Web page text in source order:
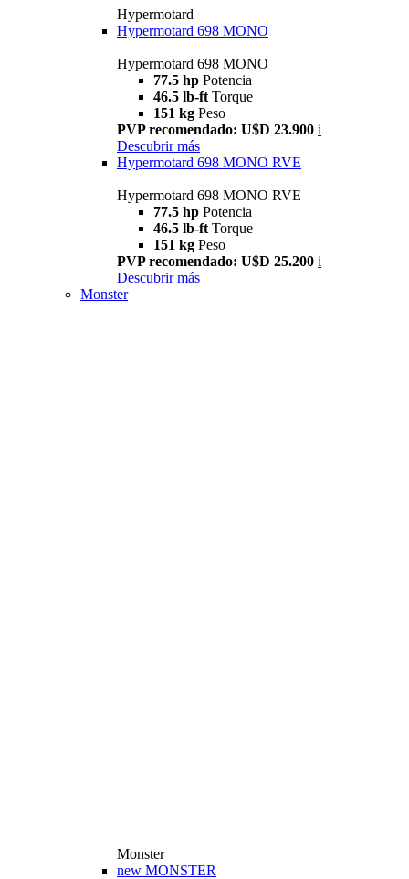
Hypermotard
Hypermotard 698 MONO
Hypermotard 698 MONO
77.5 hp Potencia
46.5 lb-ft Torque
151 kg Peso
PVP recomendado: U$D 23.900 i
Descubrir más
Hypermotard 698 MONO RVE
Hypermotard 698 MONO RVE
77.5 hp Potencia
46.5 lb-ft Torque
151 kg Peso
PVP recomendado: U$D 25.200 i
Descubrir más
Monster
Monster
new MONSTER